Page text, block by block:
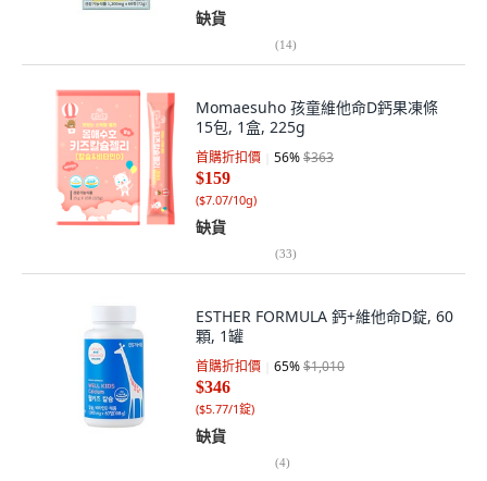
缺貨
(14)
Momaesuho 孩童維他命D鈣果凍條
15包, 1盒, 225g
首購折扣價 56%$363
$159
($7.07/10g)
缺貨
(33)
ESTHER FORMULA 鈣+維他命D錠, 60
顆, 1罐
首購折扣價 65%$1,010
$346
($5.77/1錠)
缺貨
(4)